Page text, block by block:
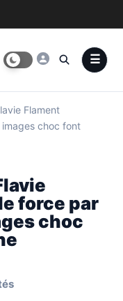
Flament
choc font
force par
choc